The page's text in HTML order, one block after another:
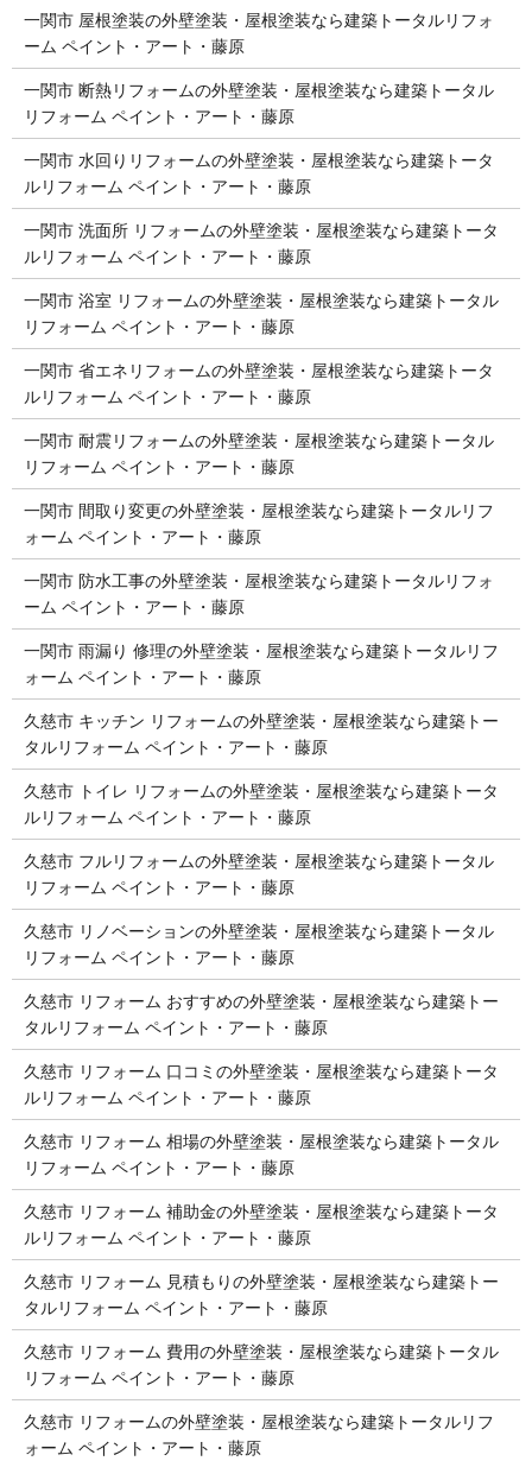
一関市 屋根塗装の外壁塗装・屋根塗装なら建築トータルリフォ
ーム ペイント・アート・藤原
一関市 断熱リフォームの外壁塗装・屋根塗装なら建築トータル
リフォーム ペイント・アート・藤原
一関市 水回りリフォームの外壁塗装・屋根塗装なら建築トータ
ルリフォーム ペイント・アート・藤原
一関市 洗面所 リフォームの外壁塗装・屋根塗装なら建築トータ
ルリフォーム ペイント・アート・藤原
一関市 浴室 リフォームの外壁塗装・屋根塗装なら建築トータル
リフォーム ペイント・アート・藤原
一関市 省エネリフォームの外壁塗装・屋根塗装なら建築トータ
ルリフォーム ペイント・アート・藤原
一関市 耐震リフォームの外壁塗装・屋根塗装なら建築トータル
リフォーム ペイント・アート・藤原
一関市 間取り変更の外壁塗装・屋根塗装なら建築トータルリフ
ォーム ペイント・アート・藤原
一関市 防水工事の外壁塗装・屋根塗装なら建築トータルリフォ
ーム ペイント・アート・藤原
一関市 雨漏り 修理の外壁塗装・屋根塗装なら建築トータルリフ
ォーム ペイント・アート・藤原
久慈市 キッチン リフォームの外壁塗装・屋根塗装なら建築トー
タルリフォーム ペイント・アート・藤原
久慈市 トイレ リフォームの外壁塗装・屋根塗装なら建築トータ
ルリフォーム ペイント・アート・藤原
久慈市 フルリフォームの外壁塗装・屋根塗装なら建築トータル
リフォーム ペイント・アート・藤原
久慈市 リノベーションの外壁塗装・屋根塗装なら建築トータル
リフォーム ペイント・アート・藤原
久慈市 リフォーム おすすめの外壁塗装・屋根塗装なら建築トー
タルリフォーム ペイント・アート・藤原
久慈市 リフォーム 口コミの外壁塗装・屋根塗装なら建築トータ
ルリフォーム ペイント・アート・藤原
久慈市 リフォーム 相場の外壁塗装・屋根塗装なら建築トータル
リフォーム ペイント・アート・藤原
久慈市 リフォーム 補助金の外壁塗装・屋根塗装なら建築トータ
ルリフォーム ペイント・アート・藤原
久慈市 リフォーム 見積もりの外壁塗装・屋根塗装なら建築トー
タルリフォーム ペイント・アート・藤原
久慈市 リフォーム 費用の外壁塗装・屋根塗装なら建築トータル
リフォーム ペイント・アート・藤原
久慈市 リフォームの外壁塗装・屋根塗装なら建築トータルリフ
ォーム ペイント・アート・藤原